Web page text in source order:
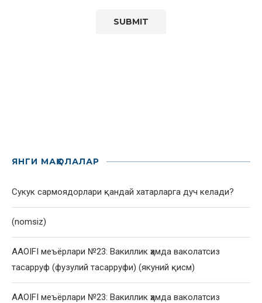
ЯНГИ МАҚОЛАЛАР
Сукук сармоядорлари қандай хатарларга дуч келади?
(nomsiz)
AAOIFI меъёрлари №23: Вакиллик ҳамда ваколатсиз
тасарруф (фузулий тасарруфи) (якуний қисм)
AAOIFI меъёрлари №23: Вакиллик ҳамда ваколатсиз